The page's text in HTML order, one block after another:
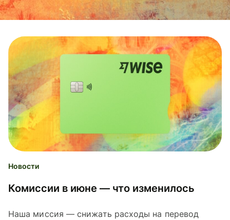
Новости
Комиссии в июне — что изменилось
Наша миссия — снижать расходы на перевод